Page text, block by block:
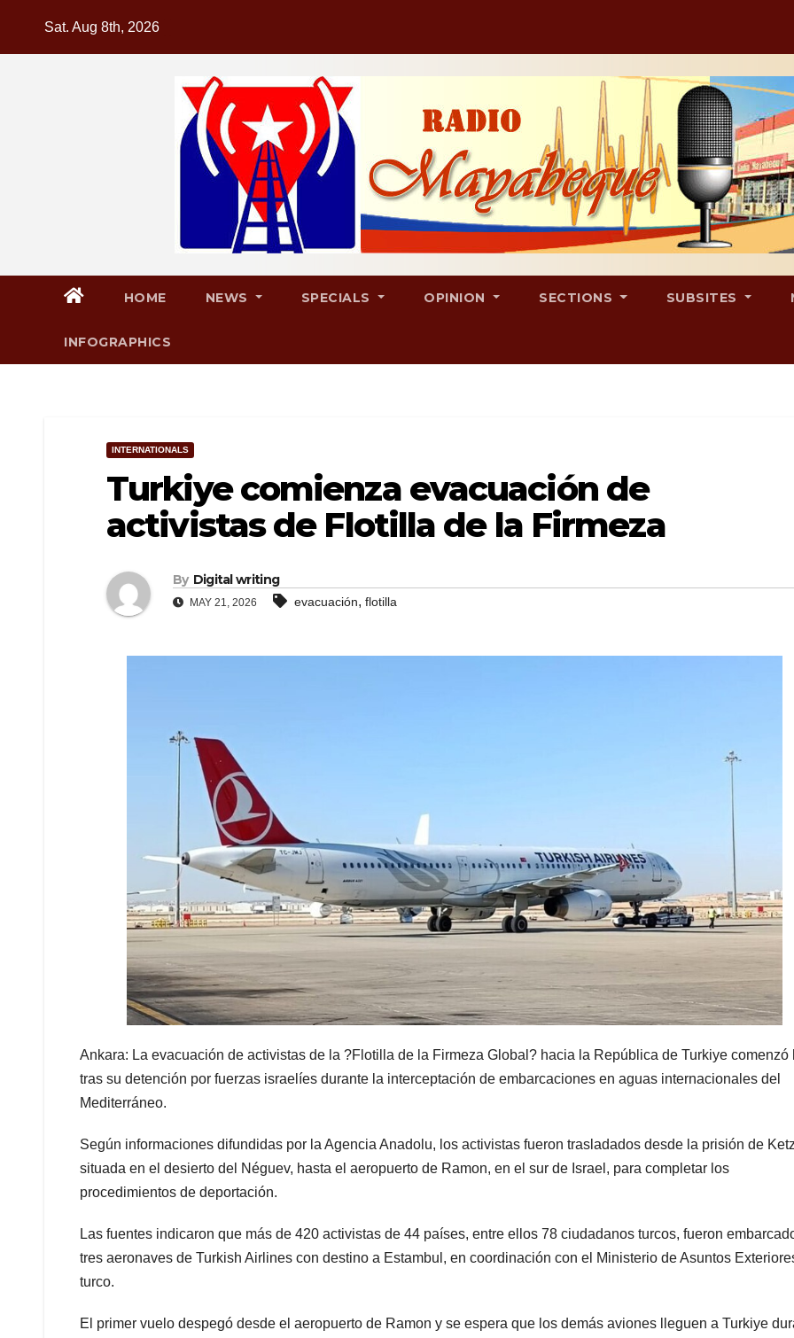
Sat. Aug 8th, 2026
HOME NEWS SPECIALS OPINION SECTIONS SUBSITES
INFOGRAPHICS
INTERNATIONALS
Turkiye comienza evacuación de
activistas de Flotilla de la Firmeza
By Digital writing
MAY 21, 2026 evacuación, flotilla
Ankara: La evacuación de activistas de la ?Flotilla de la Firmeza Global? hacia la República de Turkiye comenzó
tras su detención por fuerzas israelíes durante la interceptación de embarcaciones en aguas internacionales del
Mediterráneo.
Según informaciones difundidas por la Agencia Anadolu, los activistas fueron trasladados desde la prisión de
situada en el desierto del Néguev, hasta el aeropuerto de Ramon, en el sur de Israel, para completar los
procedimientos de deportación.
Las fuentes indicaron que más de 420 activistas de 44 países, entre ellos 78 ciudadanos turcos, fueron
tres aeronaves de Turkish Airlines con destino a Estambul, en coordinación con el Ministerio de Asuntos
turco.
El primer vuelo despegó desde el aeropuerto de Ramon y se espera que los demás aviones lleguen a Turkiye